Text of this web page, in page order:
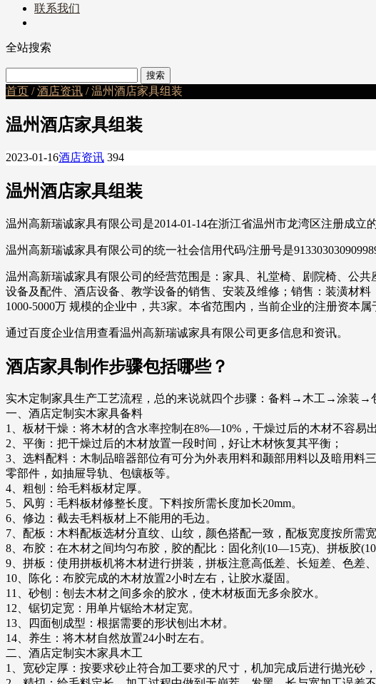
联系我们
全站搜索
首页 /酒店资讯 / 温州酒店家具组装
温州酒店家具组装
2023-01-16酒店资讯 394
温州酒店家具组装
温州高新瑞诚家具有限公司是2014-01-14在浙江省温州市龙湾区注册成
温州高新瑞诚家具有限公司的统一社会信用代码/注册号是
温州高新瑞诚家具有限公司的经营范围是：家具、礼堂椅、剧院椅、公
设备及配件、酒店设备、教学设备的销售、安装及维修；销售：装潢材
1000-5000万 规模的企业中，共3家。本省范围内，当前企业的注册资本属
通过百度企业信用查看温州高新瑞诚家具有限公司更多信息和资讯。
酒店家具制作步骤包括哪些？
实木定制家具生产工艺流程，总的来说就四个步骤：备料→木工→涂装→
一、酒店定制实木家具备料
1、板材干燥：将木材的含水率控制在8%—10%，干燥过后的木材不容易
2、平衡：把干燥过后的木材放置一段时间，好让木材恢复其平衡；
3、选料配料：木制品暗器部位有可分为外表用料和颞部用料以及暗用
零部件，如抽屉导轨、包镶板等。
4、粗刨：给毛料板材定厚。
5、风剪：毛料板材修整长度。下料按所需长度加长20mm。
6、修边：截去毛料板材上不能用的毛边。
7、配板：木料配板选材分直纹、山纹，颜色搭配一致，配板宽度按所需
8、布胶：在木材之间均匀布胶，胶的配比：固化剂(10—15克)、拼板胶
9、拼板：使用拼板机将木材进行拼装，拼板注意高低差、长短差、色差、
10、陈化：布胶完成的木材放置2小时左右，让胶水凝固。
11、砂刨：刨去木材之间多余的胶水，使木材板面无多余胶水。
12、锯切定宽：用单片锯给木材定宽。
13、四面刨成型：根据需要的形状刨出木材。
14、养生：将木材自然放置24小时左右。
二、酒店定制实木家具木工
1、宽砂定厚：按要求砂止符合加工要求的尺寸，机加完成后进行抛光砂